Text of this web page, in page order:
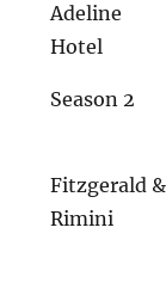
Adeline
Hotel
Season 2
Fitzgerald &
Rimini